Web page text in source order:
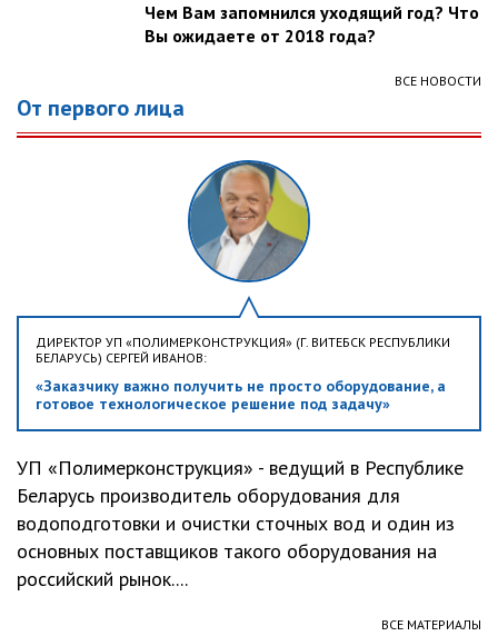
Чем Вам запомнился уходящий год? Что
Вы ожидаете от 2018 года?
ВСЕ НОВОСТИ
От первого лица
ДИРЕКТОР УП «ПОЛИМЕРКОНСТРУКЦИЯ» (Г. ВИТЕБСК РЕСПУБЛИКИ
БЕЛАРУСЬ) СЕРГЕЙ ИВАНОВ:
«Заказчику важно получить не просто оборудование, а
готовое технологическое решение под задачу»
УП «Полимерконструкция» - ведущий в Республике
Беларусь производитель оборудования для
водоподготовки и очистки сточных вод и один из
основных поставщиков такого оборудования на
российский рынок....
ВСЕ МАТЕРИАЛЫ